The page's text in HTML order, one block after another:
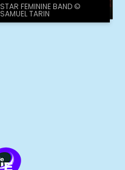
STAR FEMININE BAND ©
SAMUEL TARIN